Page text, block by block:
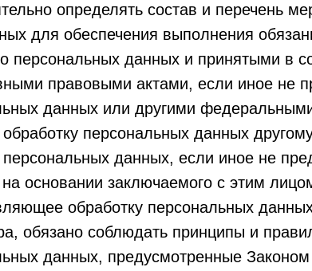
определять состав и перечень
для обеспечения выполнения
персональных данных и принятыми в
правовыми актами, если иное не
данных или другими
обработку персональных данных
персональных данных, если иное не
основании заключаемого с этим
обработку персональных
обязано соблюдать принципы и
данных, предусмотренные